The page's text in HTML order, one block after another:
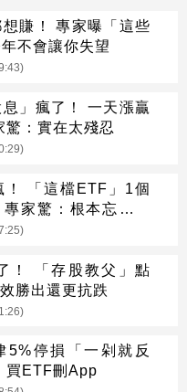
想賺！ 專家曝「這些
不會讓你失望
息」瘋了！ 一天漲贏
驚：實在太殘忍
！ 「這檔ETF」1個
家驚：根本忘了是
！ 「存股教父」點
勝出還更抗跌
5%停損「一剁就反
買ETF刪App